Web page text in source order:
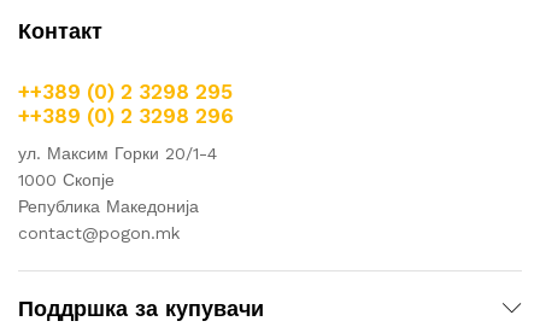
Контакт
++389 (0) 2 3298 295
++389 (0) 2 3298 296
ул. Максим Горки 20/1-4
1000 Скопје
Република Македонија
contact@pogon.mk
Поддршка за купувачи